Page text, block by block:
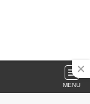
MENU